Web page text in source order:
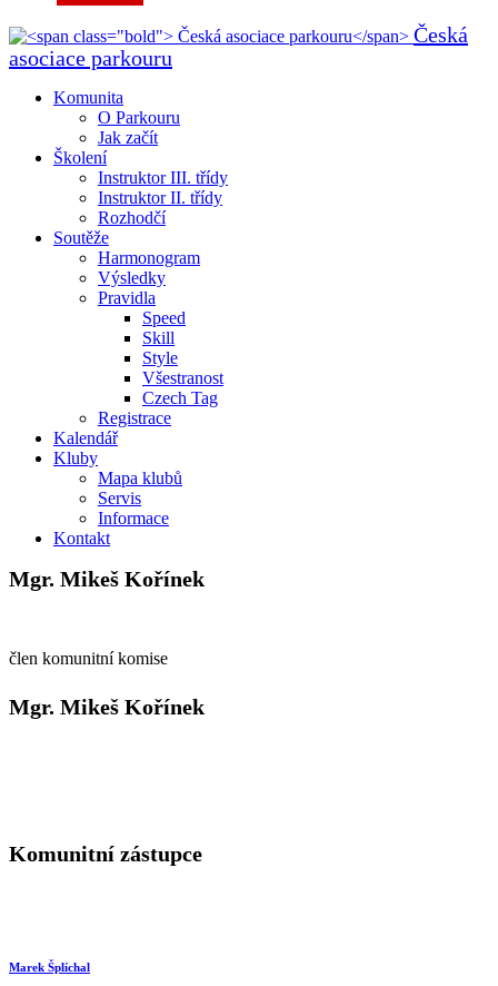
Česká
asociace parkouru
Komunita
O Parkouru
Jak začít
Školení
Instruktor III. třídy
Instruktor II. třídy
Rozhodčí
Soutěže
Harmonogram
Výsledky
Pravidla
Speed
Skill
Style
Všestranost
Czech Tag
Registrace
Kalendář
Kluby
Mapa klubů
Servis
Informace
Kontakt
Mgr. Mikeš Kořínek
člen komunitní komise
Mgr. Mikeš Kořínek
Komunitní zástupce
Marek Šplíchal